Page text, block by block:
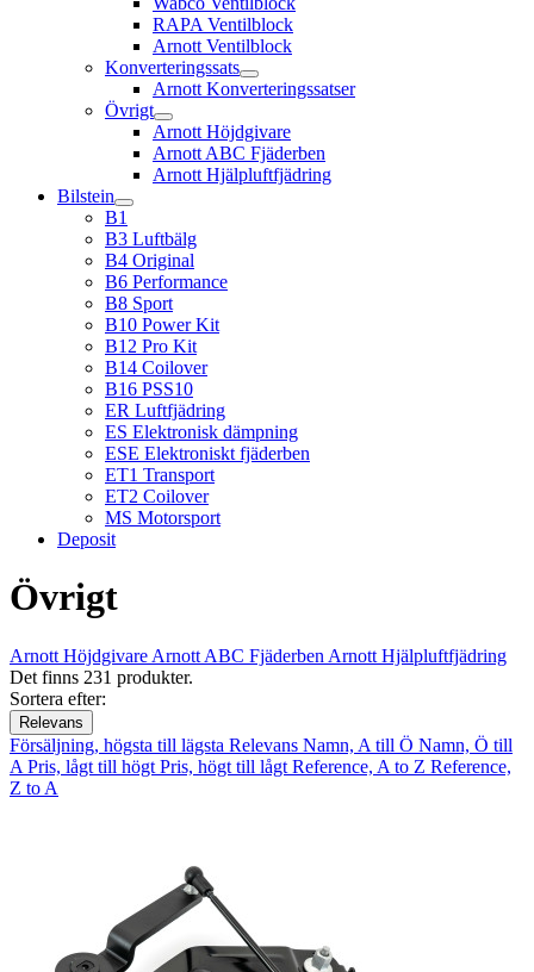
RAPA Ventilblock
Arnott Ventilblock
Konverteringssats
Arnott Konverteringssatser
Övrigt
Arnott Höjdgivare
Arnott ABC Fjäderben
Arnott Hjälpluftfjädring
Bilstein
B1
B3 Luftbälg
B4 Original
B6 Performance
B8 Sport
B10 Power Kit
B12 Pro Kit
B14 Coilover
B16 PSS10
ER Luftfjädring
ES Elektronisk dämpning
ESE Elektroniskt fjäderben
ET1 Transport
ET2 Coilover
MS Motorsport
Deposit
Övrigt
Arnott Höjdgivare Arnott ABC Fjäderben Arnott Hjälpluftfjädring
Det finns 231 produkter.
Sortera efter:
Relevans
Försäljning, högsta till lägsta Relevans Namn, A till Ö Namn, Ö till
A Pris, lågt till högt Pris, högt till lågt Reference, A to Z Reference,
Z to A